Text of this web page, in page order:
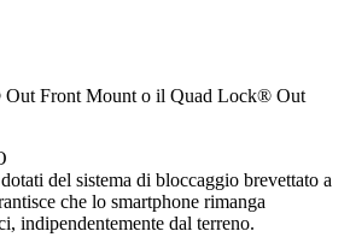
Front Mount o il Quad Lock® Out
del sistema di bloccaggio brevettato a
che lo smartphone rimanga
indipendentemente dal terreno.